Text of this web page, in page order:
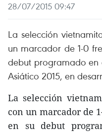
28/07/2015 09:47
La selección
un marcador de 1-0
debut programado en
Asiático 2015, en
La selección
con un marcador de
en su debut